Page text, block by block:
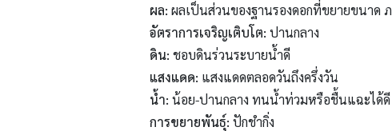
ผล: ผลเป็นส่วนของฐานรองดอกที่ขยายขนาด
อัตราการเจริญเติบโต: ปานกลาง
ดิน: ชอบดินร่วนระบายน้ำดี
แสงแดด: แสงแดดตลอดวันถึงครึ่งวัน
น้ำ: น้อย-ปานกลาง ทนน้ำท่วมหรือชื้นแฉะได้ดี
การขยายพันธุ์: ปักชำกิ่ง